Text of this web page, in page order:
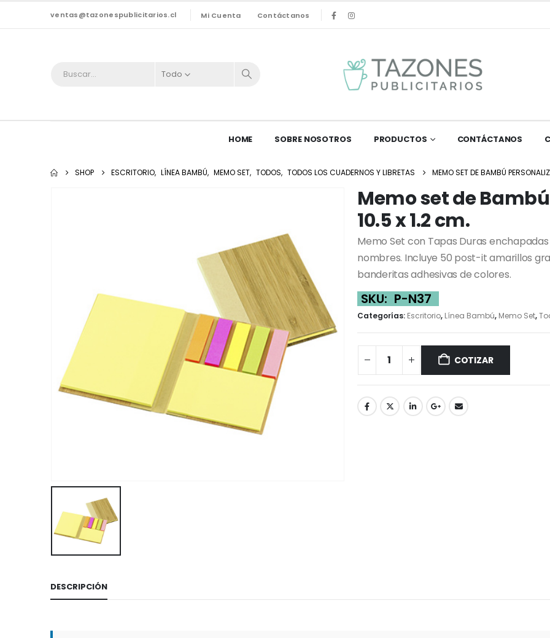
ventas@tazonespublicitarios.cl Mi Cuenta Contáctanos
Todo
HOME SOBRE NOSOTROS PRODUCTOS CONTÁCTANOS
SHOP ESCRITORIO, LÍNEA BAMBÚ, MEMO SET, TODOS, TODOS LOS CUADERNOS Y LIBRETAS MEMO SET DE BAMBÚ
Memo set de
10.5 x 1.2 cm.
Memo Set con Tapas Duras
nombres. Incluye 50 post-it amarillos
banderitas adhesivas de colores.
SKU: P-N37
Categorías: Escritorio, Línea Bambú, Memo Set,
COTIZAR
DESCRIPCIÓN